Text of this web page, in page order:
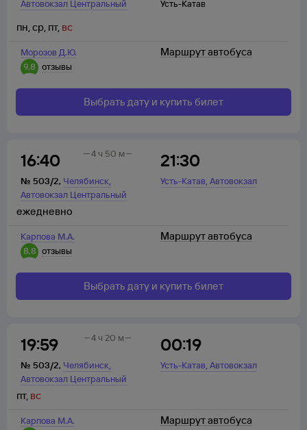
Автовокзал Центральный
Усть-Катав
Морозов Д.Ю.
9,8
отзывы
пн,ср, пт, вс
Маршрут автобуса
Выбрать дату и купить билет
16:40
№ 503/2, Челябинск,
Автовокзал Центральный
21:30
Усть-Катав,Автовокзал
4 ч 50 м
Карпова М.А.
8,8 отзывы
ежедневно
Маршрут автобуса
Выбрать дату и купить билет
19:59
№ 503/2, Челябинск,
Автовокзал Центральный
00:19
Усть-Катав,Автовокзал
4 ч 20 м
Карпова М.А.
пт, вс
Маршрут автобуса